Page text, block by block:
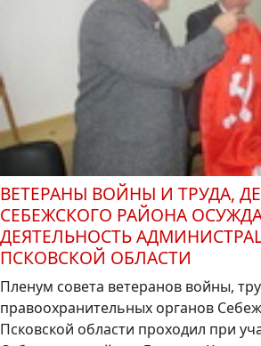
ВЕТЕРАНЫ ВОЙНЫ И ТРУДА,
СЕБЕЖСКОГО РАЙОНА
ДЕЯТЕЛЬНОСТЬ
ПСКОВСКОЙ ОБЛАСТИ
Пленум совета ветеранов войны,
правоохранительных органов
Псковской области проходил при